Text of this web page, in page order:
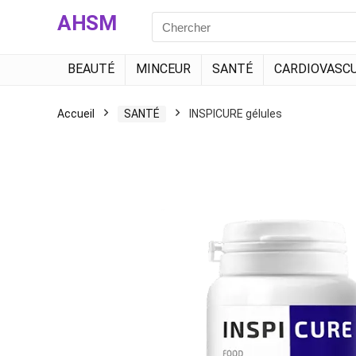
AHSM
Search
for:
BEAUTÉ MINCEUR SANTÉ
Accueil SANTÉ INSPICURE gélules